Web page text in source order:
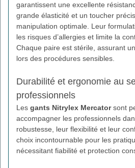
garantissent une excellente
grande élasticité et un toucher
manipulation optimale. Leur
les risques d’allergies et limite la
Chaque paire est stérile, assurant
lors des procédures sensibles.
Durabilité et ergonomie au
professionnels
Les gants Nitrylex Mercatorsont
accompagner les professionnels
robustesse, leur flexibilité et leur
choix incontournable pour les
nécessitant fiabilité et protection